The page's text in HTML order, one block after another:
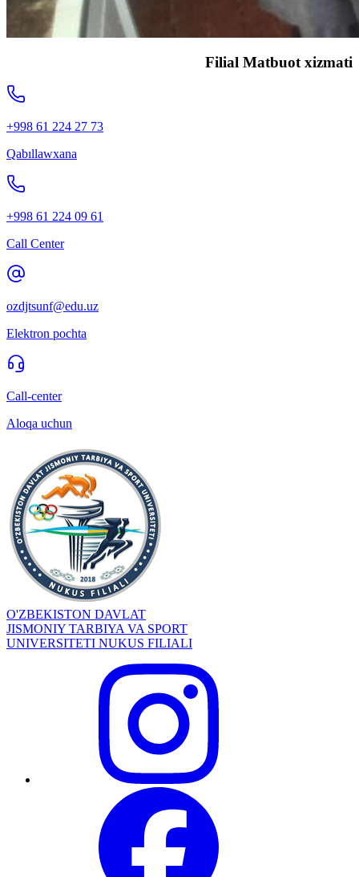
Filial Matbuot xizmati
+998 61 224 27 73
Qabıllawxana
+998 61 224 09 61
Call Center
ozdjtsunf@edu.uz
Elektron pochta
Call-center
Aloqa uchun
O'ZBEKISTON DAVLAT
JISMONIY TARBIYA VA SPORT
UNIVERSITETI NUKUS FILIALI